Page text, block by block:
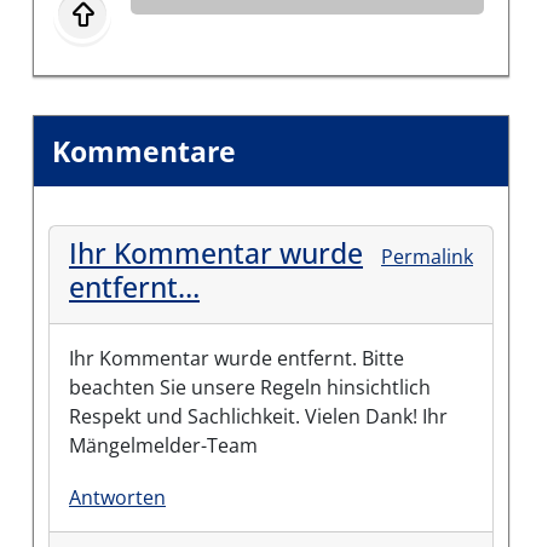
Kommentare
Ihr Kommentar wurde
entfernt…
Permalink
Ihr Kommentar wurde entfernt. Bitte
beachten Sie unsere Regeln hinsichtlich
Respekt und Sachlichkeit. Vielen Dank! Ihr
Mängelmelder-Team
Antworten